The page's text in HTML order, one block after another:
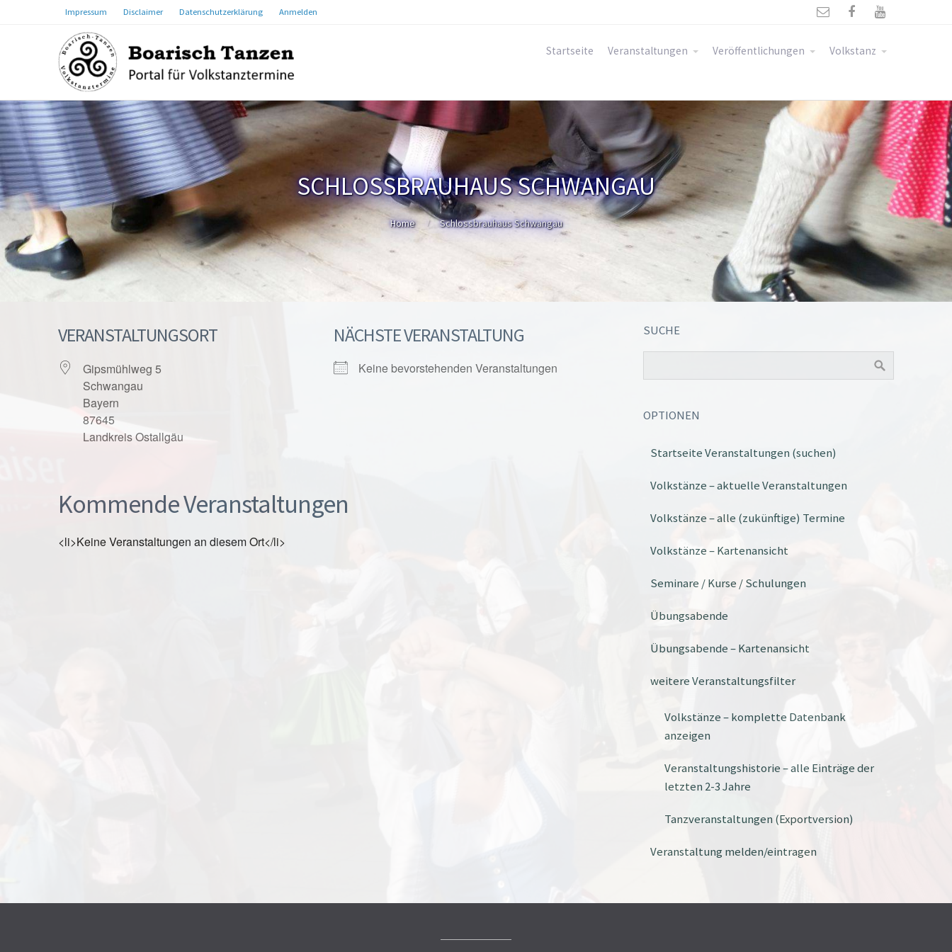
Impressum Disclaimer Datenschutzerklärung Anmelden   
Startseite Veranstaltungen Veröffentlichungen Volkstanz
SCHLOSSBRAUHAUS SCHWANGAU
Home Schlossbrauhaus Schwangau
VERANSTALTUNGSORT
Gipsmühlweg 5
Schwangau
Bayern
87645
Landkreis Ostallgäu
NÄCHSTE VERANSTALTUNG
Keine bevorstehenden Veranstaltungen
Kommende Veranstaltungen
<li>Keine Veranstaltungen an diesem Ort</li>
SUCHE
OPTIONEN
Startseite Veranstaltungen (suchen)
Volkstänze – aktuelle Veranstaltungen
Volkstänze – alle (zukünftige) Termine
Volkstänze – Kartenansicht
Seminare / Kurse / Schulungen
Übungsabende
Übungsabende – Kartenansicht
weitere Veranstaltungsfilter
Volkstänze – komplette Datenbank
anzeigen
Veranstaltungshistorie – alle Einträge der
letzten 2-3 Jahre
Tanzveranstaltungen (Exportversion)
Veranstaltung melden/eintragen